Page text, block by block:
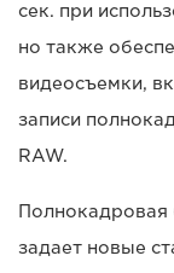
сек. при
но также
видеосъемки,
записи
RAW.
Полнокадровая
задает новые